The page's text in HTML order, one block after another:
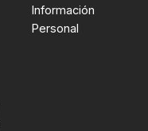
Información
Personal